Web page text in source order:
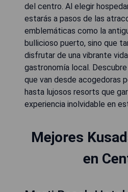
del centro. Al elegir
estarás a pasos de las
emblemáticas como la
bullicioso puerto, sino que
disfrutar de una vibrante
gastronomía local.
que van desde acogedoras
hasta lujosos resorts que
experiencia inolvidable en
Mejores
en